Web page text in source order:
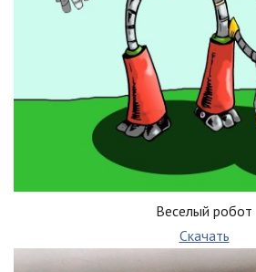
Веселый робот
Скачать